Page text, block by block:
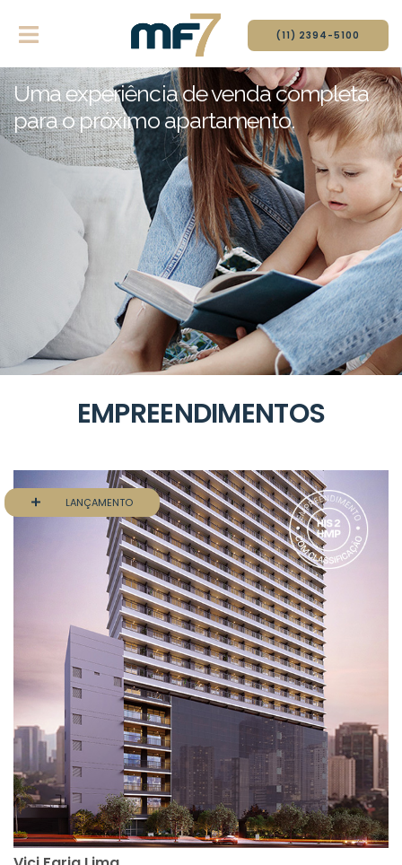
(11) 2394-51‍00
Uma experiência de venda completa
para o próximo apartamento.
EMPREENDIMENTOS
LANÇAMENTO